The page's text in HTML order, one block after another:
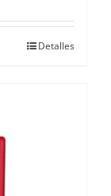
Detalles